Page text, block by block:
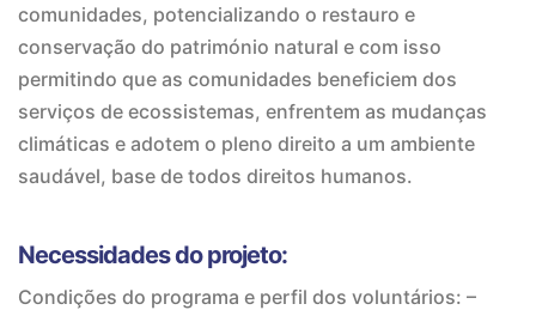
comunidades, potencializando o restauro e
conservação do património natural e com isso
permitindo que as comunidades beneficiem dos
serviços de ecossistemas, enfrentem as mudanças
climáticas e adotem o pleno direito a um ambiente
saudável, base de todos direitos humanos.
Necessidades do projeto:
Condições do programa e perfil dos voluntários: –